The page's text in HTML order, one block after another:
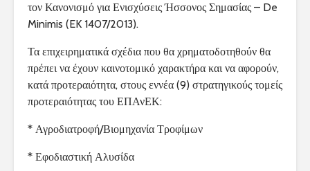
τον Κανονισμό για Ενισχύσεις Ήσσονος Σημασίας – De
Minimis (EK 1407/2013).
Τα επιχειρηματικά σχέδια που θα χρηματοδοτηθούν θα
πρέπει να έχουν καινοτομικό χαρακτήρα και να αφορούν,
κατά προτεραιότητα, στους εννέα (9) στρατηγικούς τομείς
προτεραιότητας του ΕΠΑνΕΚ:
* Αγροδιατροφή/Βιομηχανία Τροφίμων
* Εφοδιαστική Αλυσίδα